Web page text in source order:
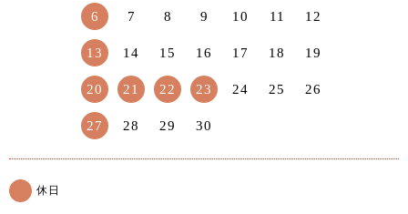
6 7 8 9 10 11 12
13 14 15 16 17 18 19
20 21 22 23 24 25 26
27 28 29 30
休日